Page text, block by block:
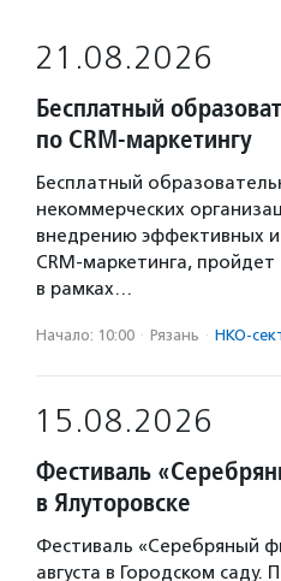
21.08.2026
Бесплатный
по CRM-маркетингу
Бесплатный
некоммерческих
внедрению эффективных
CRM-маркетинга, пройдет
в рамках…
Начало: 10:00 · Рязань · НКО-
15.08.2026
Фестиваль
в Ялуторовске
Фестиваль «Серебряный
августа в Городском саду.